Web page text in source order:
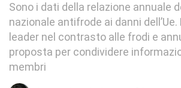
Sono i dati della relazione annuale
nazionale antifrode ai danni dell’Ue.
leader nel contrasto alle frodi e
proposta per condividere
membri